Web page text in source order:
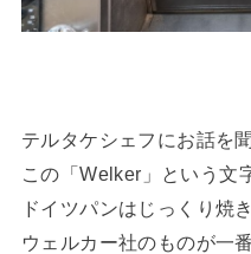
テルタケシェフにお話を
この「Welker」という文
ドイツパンはじっくり焼
ウェルカー社のものが一